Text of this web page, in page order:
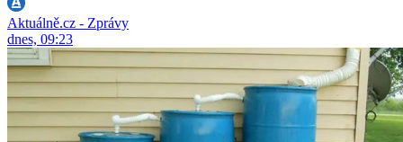
Aktuálně.cz - Zprávy
dnes, 09:23